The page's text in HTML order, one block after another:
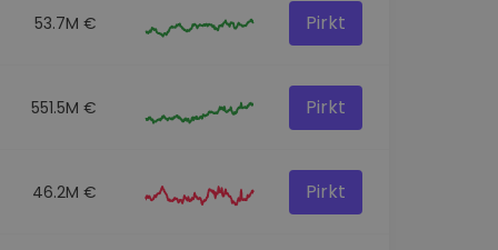
53.7M € Pirkt
551.5M € Pirkt
46.2M € Pirkt